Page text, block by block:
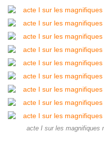
acte I sur les magnifiques